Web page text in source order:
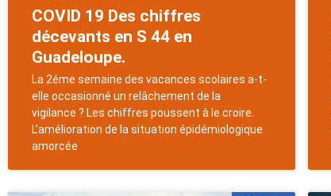
COVID 19 Des chiffres
décevants en S 44 en
Guadeloupe.
La 2éme semaine des vacances scolaires a-t-
elle occasionné un relâchement de la
vigilance ? Les chiffres poussent à le croire.
L’amélioration de la situation épidémiologique
amorcée